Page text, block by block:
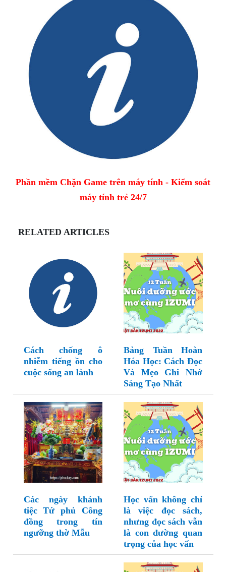
Phần mềm Chặn Game trên máy tính - Kiểm soát
máy tính trẻ 24/7
RELATED ARTICLES
Cách chống ô
nhiễm tiếng ồn cho
cuộc sống an lành
Bảng Tuần Hoàn
Hóa Học: Cách Đọc
Và Mẹo Ghi Nhớ
Sáng Tạo Nhất
Các ngày khánh
tiệc Tứ phủ Công
đồng trong tín
ngưỡng thờ Mẫu
Học vấn không chỉ
là việc đọc sách,
nhưng đọc sách vẫn
là con đường quan
trọng của học vấn